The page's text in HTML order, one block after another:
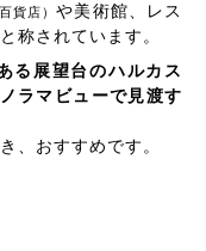
百貨店）や美術館、レス
称されています。
る展望台のハルカス
ラマビューで見渡す
、おすすめです。